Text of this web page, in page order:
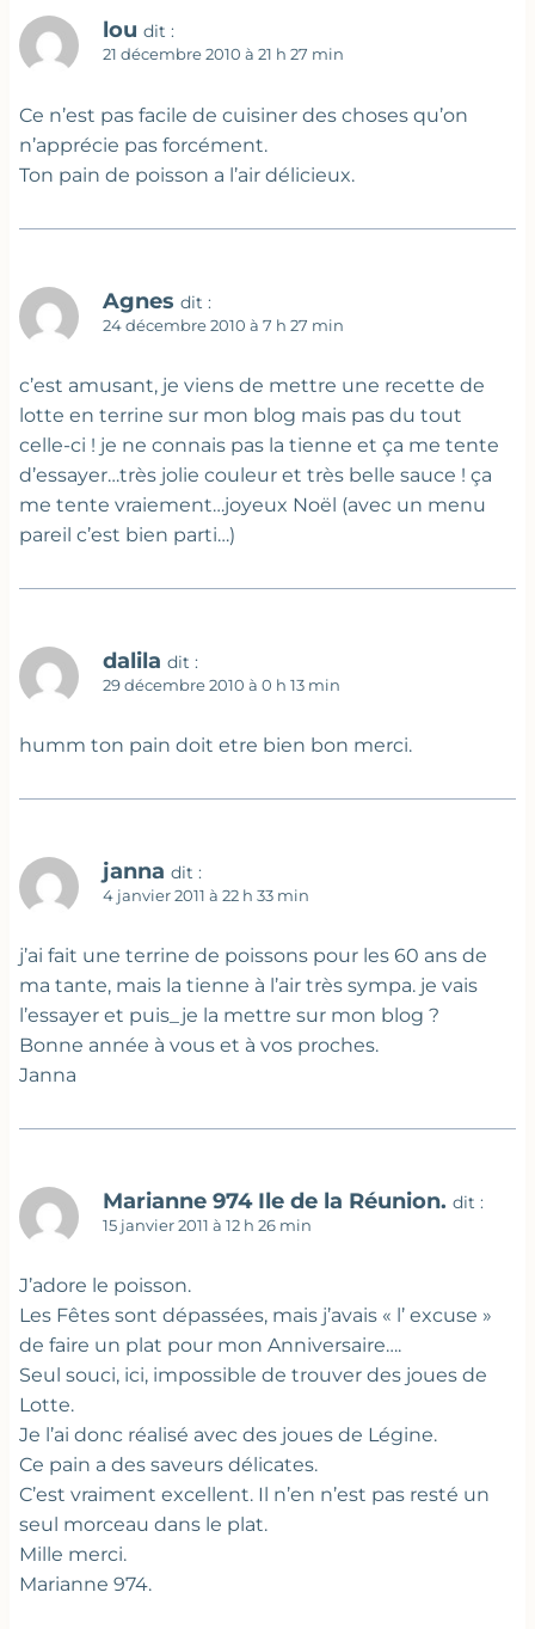
lou dit :
21 décembre 2010 à 21 h 27 min
Ce n’est pas facile de cuisiner des choses qu’on
n’apprécie pas forcément.
Ton pain de poisson a l’air délicieux.
Agnes dit :
24 décembre 2010 à 7 h 27 min
c’est amusant, je viens de mettre une recette de
lotte en terrine sur mon blog mais pas du tout
celle-ci ! je ne connais pas la tienne et ça me tente
d’essayer…très jolie couleur et très belle sauce ! ça
me tente vraiement…joyeux Noël (avec un menu
pareil c’est bien parti…)
dalila dit :
29 décembre 2010 à 0 h 13 min
humm ton pain doit etre bien bon merci.
janna dit :
4 janvier 2011 à 22 h 33 min
j’ai fait une terrine de poissons pour les 60 ans de
ma tante, mais la tienne à l’air très sympa. je vais
l’essayer et puis_je la mettre sur mon blog ?
Bonne année à vous et à vos proches.
Janna
Marianne 974 Ile de la Réunion. dit :
15 janvier 2011 à 12 h 26 min
J’adore le poisson.
Les Fêtes sont dépassées, mais j’avais « l’ excuse »
de faire un plat pour mon Anniversaire….
Seul souci, ici, impossible de trouver des joues de
Lotte.
Je l’ai donc réalisé avec des joues de Légine.
Ce pain a des saveurs délicates.
C’est vraiment excellent. Il n’en n’est pas resté un
seul morceau dans le plat.
Mille merci.
Marianne 974.